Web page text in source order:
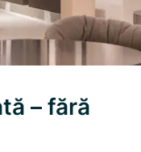
– fără